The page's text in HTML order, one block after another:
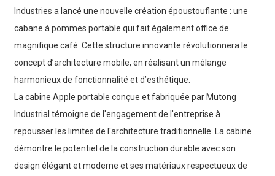
Industries a lancé une nouvelle création époustouflante : une
cabane à pommes portable qui fait également office de
magnifique café. Cette structure innovante révolutionnera le
concept d’architecture mobile, en réalisant un mélange
harmonieux de fonctionnalité et d’esthétique.
La cabine Apple portable conçue et fabriquée par Mutong
Industrial témoigne de l'engagement de l'entreprise à
repousser les limites de l'architecture traditionnelle. La cabine
démontre le potentiel de la construction durable avec son
design élégant et moderne et ses matériaux respectueux de